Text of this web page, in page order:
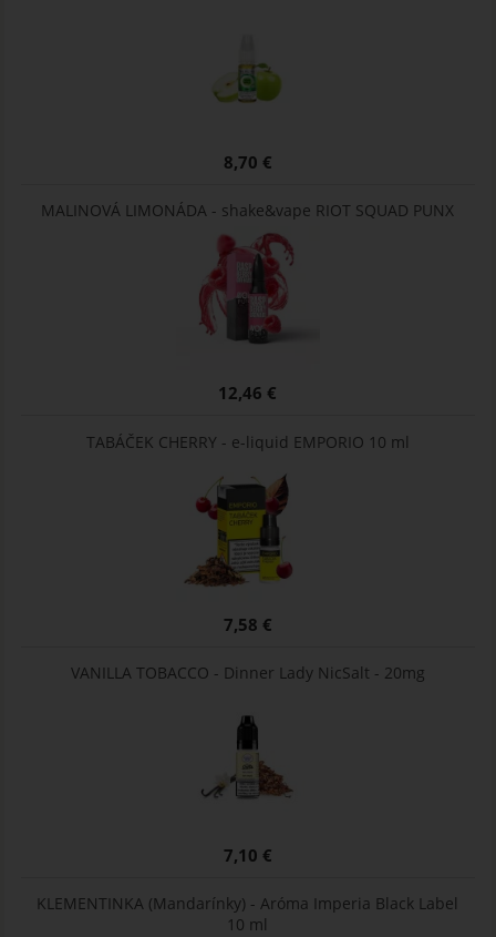
8,70 €
MALINOVÁ LIMONÁDA - shake&vape RIOT SQUAD PUNX
12,46 €
TABÁČEK CHERRY - e-liquid EMPORIO 10 ml
7,58 €
VANILLA TOBACCO - Dinner Lady NicSalt - 20mg
7,10 €
KLEMENTINKA (Mandarínky) - Aróma Imperia Black Label
10 ml